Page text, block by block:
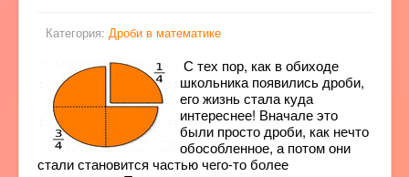
Категория: Дроби в математике
С тех пор, как в обиходе
школьника появились дроби,
его жизнь стала куда
интереснее! Вначале это
были просто дроби, как нечто
обособленное, а потом они
стали становится частью чего-то более